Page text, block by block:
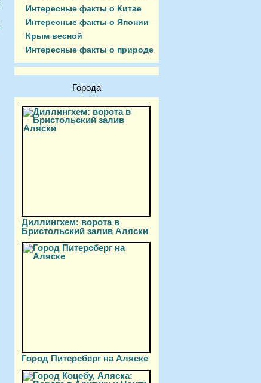
Интересные факты о Китае
Интересные факты о Японии
Крым весной
Интересные факты о природе
Города
Диллингхем: ворота в
Бристольский залив Аляски
Город Питерсберг на Аляске